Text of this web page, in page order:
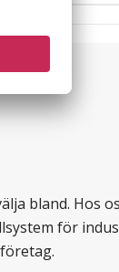
bland. Hos
för